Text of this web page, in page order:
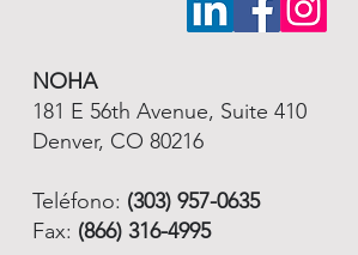
NOHA
181 E 56th Avenue, Suite 410
Denver, CO 80216
Teléfono: (303) 957-0635
Fax: (866) 316-4995